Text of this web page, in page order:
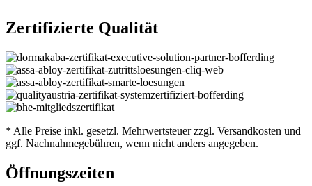
Zertifizierte Qualität
* Alle Preise inkl. gesetzl. Mehrwertsteuer zzgl. Versandkosten und
ggf. Nachnahmegebühren, wenn nicht anders angegeben.
Öffnungszeiten